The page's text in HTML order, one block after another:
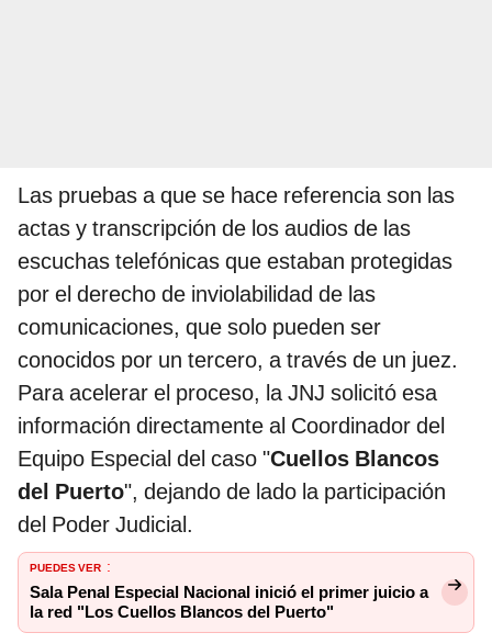
Las pruebas a que se hace referencia son las
actas y transcripción de los audios de las
escuchas telefónicas que estaban protegidas
por el derecho de inviolabilidad de las
comunicaciones, que solo pueden ser
conocidos por un tercero, a través de un juez.
Para acelerar el proceso, la JNJ solicitó esa
información directamente al Coordinador del
Equipo Especial del caso "Cuellos Blancos
del Puerto", dejando de lado la participación
del Poder Judicial.
PUEDES VER :
Sala Penal Especial Nacional inició el primer juicio a
la red "Los Cuellos Blancos del Puerto"